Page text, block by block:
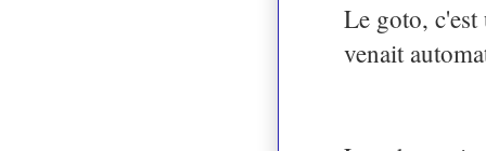
Le goto, c'est
venait